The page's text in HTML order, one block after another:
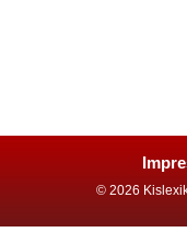
© 2026